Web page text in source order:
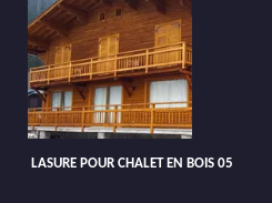
LASURE POUR CHALET EN BOIS 05